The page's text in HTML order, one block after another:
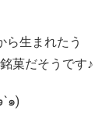
ら生まれたう
菓だそうです♪
うさぎ型🐇まんじゅう可愛いですね(๑´ڡ`๑)